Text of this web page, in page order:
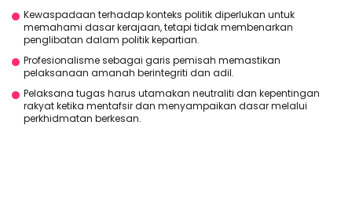
Kewaspadaan terhadap konteks politik diperlukan untuk
memahami dasar kerajaan, tetapi tidak membenarkan
penglibatan dalam politik kepartian.
Profesionalisme sebagai garis pemisah memastikan
pelaksanaan amanah berintegriti dan adil.
Pelaksana tugas harus utamakan neutraliti dan kepentingan
rakyat ketika mentafsir dan menyampaikan dasar melalui
perkhidmatan berkesan.